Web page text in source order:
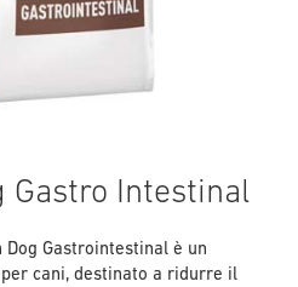
Gastro Intestinal
Dog Gastrointestinal è un
cani, destinato a ridurre il